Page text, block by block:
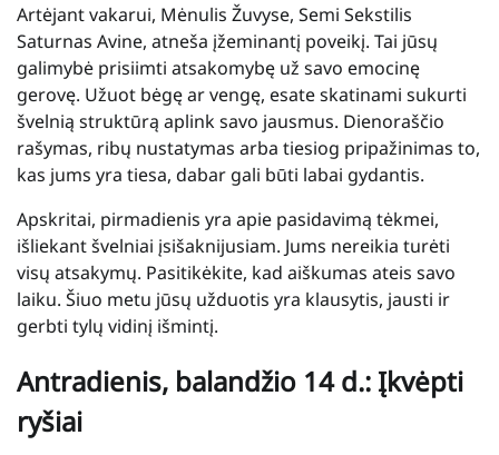
Artėjant vakarui, Mėnulis Žuvyse, Semi Sekstilis
Saturnas Avine, atneša įžeminantį poveikį. Tai jūsų
galimybė prisiimti atsakomybę už savo emocinę
gerovę. Užuot bėgę ar vengę, esate skatinami sukurti
švelnią struktūrą aplink savo jausmus. Dienoraščio
rašymas, ribų nustatymas arba tiesiog pripažinimas to,
kas jums yra tiesa, dabar gali būti labai gydantis.
Apskritai, pirmadienis yra apie pasidavimą tėkmei,
išliekant švelniai įsišaknijusiam. Jums nereikia turėti
visų atsakymų. Pasitikėkite, kad aiškumas ateis savo
laiku. Šiuo metu jūsų užduotis yra klausytis, jausti ir
gerbti tylų vidinį išmintį.
Antradienis, balandžio 14 d.: Įkvėpti
ryšiai